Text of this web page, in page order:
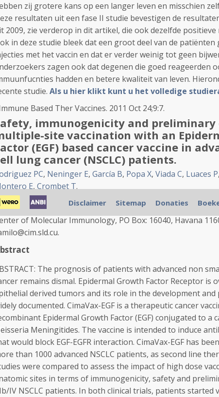
zij grotere kans op een langer leven en misschien
resultaten uit een fase II studie bevestigen de
2009, zie verderop in dit artikel, die ook dezelfde
in deze studie bleek dat een groot deel van de patiënten
met het vaccin en dat er verder weinig tot geen
zagen ook dat degenen die goed reageerden
hadden en betere kwaliteit van leven.
studie. Als u hier klikt kunt u het volledige
Based Ther Vaccines. 2011 Oct 24;9:7.
immunogenicity and preliminary
site vaccination with an
(EGF) based cancer vaccine in
lung cancer (NSCLC) patients.
PC, Neninger E, García B, Popa X, Viada C, Luaces P,
E, Crombet T.
of Molecular Immunology, PO Box: 16040, Havana
The prognosis of patients with advanced non
remains dismal. Epidermal Growth Factor Receptor is
derived tumors and its role in the development and
documented. CimaVax-EGF is a therapeutic cancer
Epidermal Growth Factor (EGF) conjugated to a
Meningitides. The vaccine is intended to induce
would block EGF-EGFR interaction. CimaVax-EGF has
than 1000 advanced NSCLC patients, as second line
were compared to assess the impact of high dose
sites in terms of immunogenicity, safety and
IV NSCLC patients. In both clinical trials, patients started
Disclaimer Sitemap Donaties